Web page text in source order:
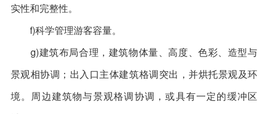
实性和完整性。
f)科学管理游客容量。
g)建筑布局合理，建筑物体量、高度、色彩、造型与
景观相协调；出入口主体建筑格调突出，并烘托景观及环
境。周边建筑物与景观格调协调，或具有一定的缓冲区